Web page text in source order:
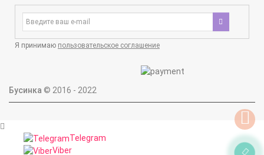
Я принимаю пользовательское соглашение
Бусинка © 2016 - 2022
Telegram
Viber